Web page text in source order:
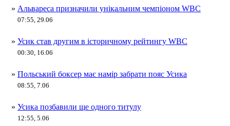
» Альвареса призначили унікальним чемпіоном WBC
07:55, 29.06
» Усик став другим в історичному рейтингу WBC
00:30, 16.06
» Польський боксер має намір забрати пояс Усика
08:55, 7.06
» Усика позбавили ще одного титулу
12:55, 5.06